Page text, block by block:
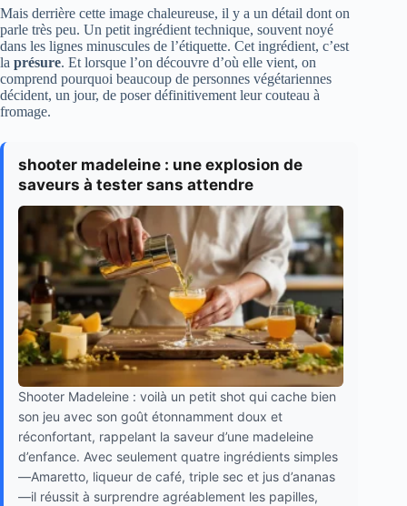
Mais derrière cette image chaleureuse, il y a un détail dont on
parle très peu. Un petit ingrédient technique, souvent noyé
dans les lignes minuscules de l’étiquette. Cet ingrédient, c’est
la présure. Et lorsque l’on découvre d’où elle vient, on
comprend pourquoi beaucoup de personnes végétariennes
décident, un jour, de poser définitivement leur couteau à
fromage.
shooter madeleine : une explosion de
saveurs à tester sans attendre
Shooter Madeleine : voilà un petit shot qui cache bien
son jeu avec son goût étonnamment doux et
réconfortant, rappelant la saveur d’une madeleine
d’enfance. Avec seulement quatre ingrédients simples
—Amaretto, liqueur de café, triple sec et jus d’ananas
—il réussit à surprendre agréablement les papilles,